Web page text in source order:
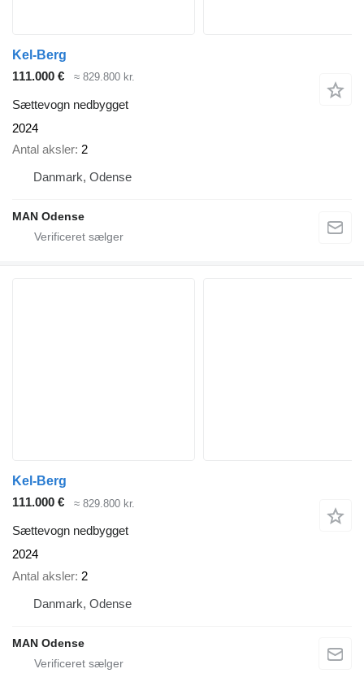
Kel-Berg
111.000 €
≈ 829.800 kr.
Sættevogn nedbygget
2024
Antal aksler 2
Danmark, Odense
MAN Odense
Kel-Berg
111.000 €
≈ 829.800 kr.
Sættevogn nedbygget
2024
Antal aksler 2
Danmark, Odense
MAN Odense